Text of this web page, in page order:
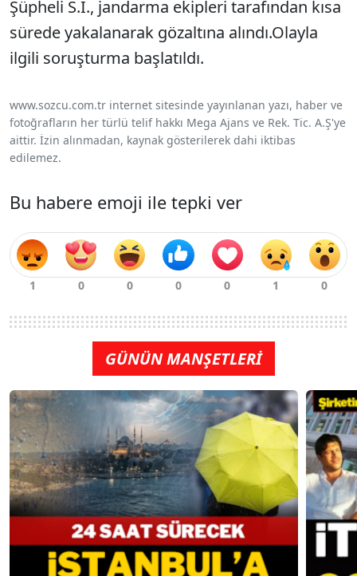
Şüpheli S.I., jandarma ekipleri tarafından kısa
sürede yakalanarak gözaltına alındı.Olayla
ilgili soruşturma başlatıldı.
www.sozcu.com.tr internet sitesinde yayınlanan yazı, haber ve
fotoğrafların her türlü telif hakkı Mega Ajans ve Rek. Tic. A.Ş'ye
aittir. İzin alınmadan, kaynak gösterilerek dahi iktibas
edilemez.
Bu habere emoji ile tepki ver
GÜNÜN MANŞETLERİ